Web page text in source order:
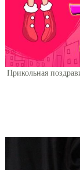
Прикольная